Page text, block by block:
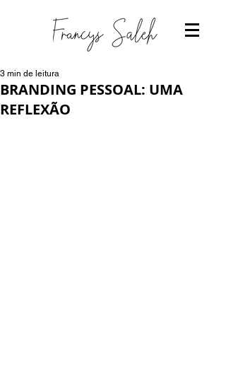
BRANDING PESSOAL: UMA
REFLEXÃO
3 min de leitura